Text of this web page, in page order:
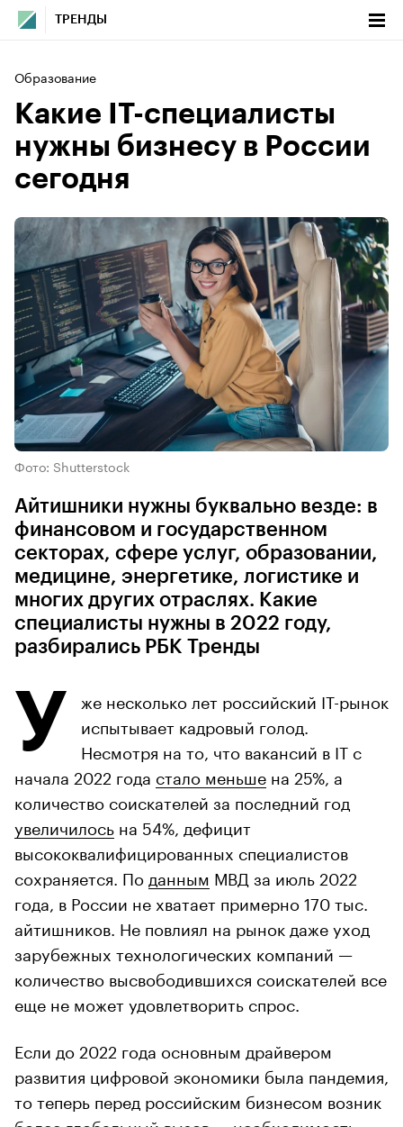
ТРЕНДЫ
Образование
Какие IT-специалисты
нужны бизнесу в России
сегодня
Фото: Shutterstock
Айтишники нужны буквально везде: в
финансовом и государственном
секторах, сфере услуг, образовании,
медицине, энергетике, логистике и
многих других отраслях. Какие
специалисты нужны в 2022 году,
разбирались РБК Тренды
У
же несколько лет российский IT-рынок
испытывает кадровый голод.
Несмотря на то, что вакансий в IT с
начала 2022 года стало меньше на 25%, а
количество соискателей за последний год
увеличилось на 54%, дефицит
высококвалифицированных специалистов
сохраняется. По данным МВД за июль 2022
года, в России не хватает примерно 170 тыс.
айтишников. Не повлиял на рынок даже уход
зарубежных технологических компаний —
количество высвободившихся соискателей все
еще не может удовлетворить спрос.
Если до 2022 года основным драйвером
развития цифровой экономики была пандемия,
то теперь перед российским бизнесом возник